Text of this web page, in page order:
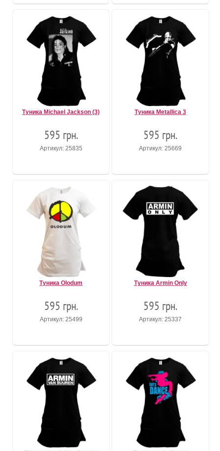
Туника Michael Jackson (3)
595 грн.
Артикул: 25835
Туника Metallica 3
595 грн.
Артикул: 25669
Туника Olodum
595 грн.
Артикул: 25499
Туника Armin Only
595 грн.
Артикул: 25337